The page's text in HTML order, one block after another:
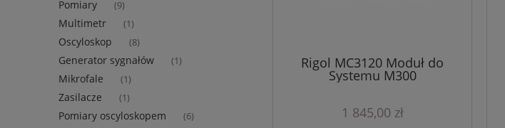
Pomiary (9)
Multimetr (1)
Oscyloskop (8)
Generator sygnałów (1)
Mikrofale (1)
Zasilacze (1)
Pomiary oscyloskopem (6)
Rigol MC3120 Moduł do
Systemu M300
1 845,00 zł